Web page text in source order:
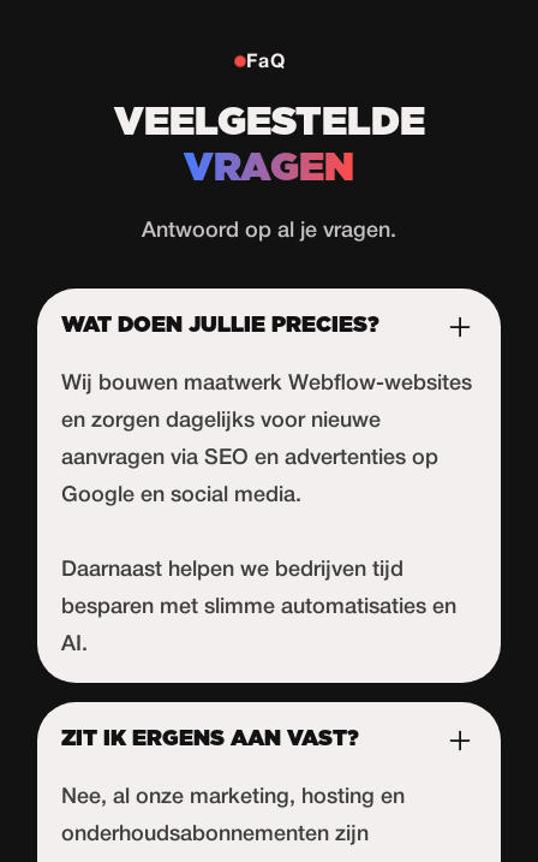
FaQ
VEELGESTELDE
VRAGEN
Antwoord op al je vragen.
WAT DOEN JULLIE PRECIES?
Wij bouwen maatwerk Webflow-websites
en zorgen dagelijks voor nieuwe
aanvragen via SEO en advertenties op
Google en social media.
Daarnaast helpen we bedrijven tijd
besparen met slimme automatisaties en
AI.
ZIT IK ERGENS AAN VAST?
Nee, al onze marketing, hosting en
onderhoudsabonnementen zijn